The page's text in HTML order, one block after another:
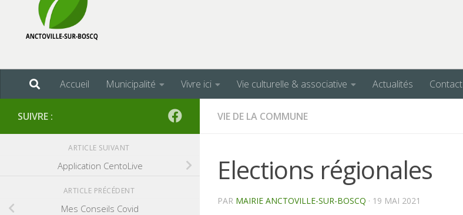
Accueil Municipalité Vivre ici Vie culturelle & associative Actualités Contact
VIE DE LA COMMUNE
Elections régionales
PAR MAIRIE ANCTOVILLE-SUR-BOSCQ · 19 MAI 2021
SUIVRE :
ARTICLE SUIVANT
Application CentoLive
ARTICLE PRÉCÉDENT
Mes Conseils Covid